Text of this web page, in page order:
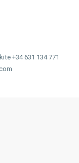
+34 631 134 771